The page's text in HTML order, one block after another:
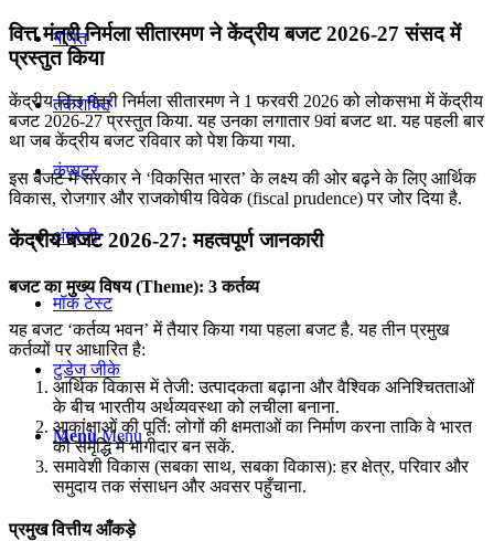
गणित
तर्कशक्ति
कंप्यूटर
अंग्रेजी
मॉक टेस्ट
टुडेज जीके
Menu Menu
वित्त मंत्री निर्मला सीतारमण ने केंद्रीय बजट 2026-27 संसद में
प्रस्तुत किया
केंद्रीय वित्त मंत्री निर्मला सीतारमण ने 1 फरवरी 2026 को लोकसभा में केंद्रीय
बजट 2026-27 प्रस्तुत किया. यह उनका लगातार 9वां बजट था. यह पहली बार
था जब केंद्रीय बजट रविवार को पेश किया गया.
इस बजट में सरकार ने ‘विकसित भारत’ के लक्ष्य की ओर बढ़ने के लिए आर्थिक
विकास, रोजगार और राजकोषीय विवेक (fiscal prudence) पर जोर दिया है.
केंद्रीय बजट 2026-27: महत्वपूर्ण जानकारी
बजट का मुख्य विषय (Theme): 3 कर्तव्य
यह बजट ‘कर्तव्य भवन’ में तैयार किया गया पहला बजट है. यह तीन प्रमुख
कर्तव्यों पर आधारित है:
आर्थिक विकास में तेजी: उत्पादकता बढ़ाना और वैश्विक अनिश्चितताओं
के बीच भारतीय अर्थव्यवस्था को लचीला बनाना.
आकांक्षाओं की पूर्ति: लोगों की क्षमताओं का निर्माण करना ताकि वे भारत
की समृद्धि में भागीदार बन सकें.
समावेशी विकास (सबका साथ, सबका विकास): हर क्षेत्र, परिवार और
समुदाय तक संसाधन और अवसर पहुँचाना.
प्रमुख वित्तीय आँकड़े